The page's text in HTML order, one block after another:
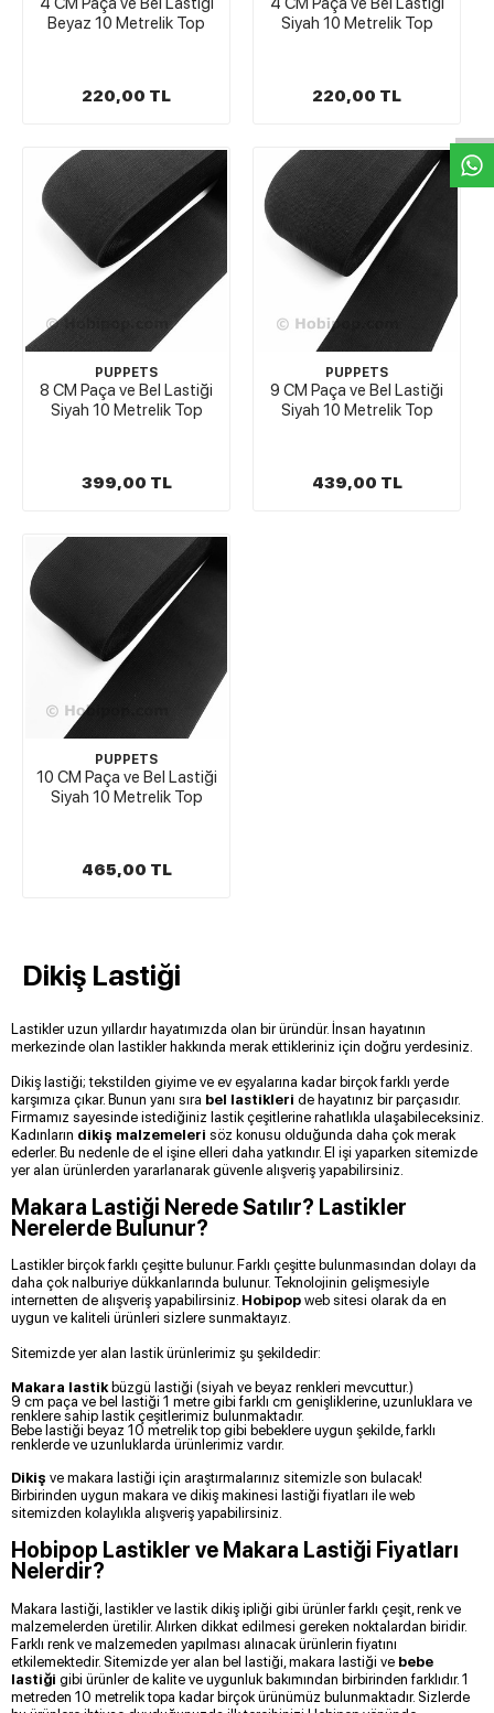
Beyaz 10 Metrelik Top
220,00 TL
Siyah 10 Metrelik Top
220,00 TL
PUPPETS
8 CM Paça ve Bel Lastiği
Siyah 10 Metrelik Top
399,00 TL
PUPPETS
9 CM Paça ve Bel Lastiği
Siyah 10 Metrelik Top
439,00 TL
PUPPETS
10 CM Paça ve Bel Lastiği
Siyah 10 Metrelik Top
465,00 TL
Dikiş Lastiği
Lastikler uzun yıllardır hayatımızda olan bir üründür. İnsan hayatının
merkezinde olan lastikler hakkında merak ettikleriniz için doğru yerdesiniz.
Dikiş lastiği; tekstilden giyime ve ev eşyalarına kadar birçok farklı yerde
karşımıza çıkar. Bunun yanı sıra bel lastikleri de hayatınız bir parçasıdır.
Firmamız sayesinde istediğiniz lastik çeşitlerine rahatlıkla ulaşabileceksiniz.
Kadınların dikiş malzemeleri söz konusu olduğunda daha çok merak
ederler. Bu nedenle de el işine elleri daha yatkındır. El işi yaparken sitemizde
yer alan ürünlerden yararlanarak güvenle alışveriş yapabilirsiniz.
Makara Lastiği Nerede Satılır? Lastikler
Nerelerde Bulunur?
Lastikler birçok farklı çeşitte bulunur. Farklı çeşitte bulunmasından dolayı da
daha çok nalburiye dükkanlarında bulunur. Teknolojinin gelişmesiyle
internetten de alışveriş yapabilirsiniz. Hobipop web sitesi olarak da en
uygun ve kaliteli ürünleri sizlere sunmaktayız.
Sitemizde yer alan lastik ürünlerimiz şu şekildedir:
Makara lastikbüzgü lastiği (siyah ve beyaz renkleri mevcuttur.)
9 cm paça ve bel lastiği 1 metre gibi farklı cm genişliklerine, uzunluklara ve
renklere sahip lastik çeşitlerimiz bulunmaktadır.
Bebe lastiği beyaz 10 metrelik top gibi bebeklere uygun şekilde, farklı
renklerde ve uzunluklarda ürünlerimiz vardır.
Dikiş ve makara lastiği için araştırmalarınız sitemizle son bulacak!
Birbirinden uygun makara ve dikiş makinesi lastiği fiyatları ile web
sitemizden kolaylıkla alışveriş yapabilirsiniz.
Hobipop Lastikler ve Makara Lastiği Fiyatları
Nelerdir?
Makara lastiği, lastikler ve lastik dikiş ipliği gibi ürünler farklı çeşit, renk ve
malzemelerden üretilir. Alırken dikkat edilmesi gereken noktalardan biridir.
Farklı renk ve malzemeden yapılması alınacak ürünlerin fiyatını
etkilemektedir. Sitemizde yer alan bel lastiği, makara lastiği ve bebe
lastiği gibi ürünler de kalite ve uygunluk bakımından birbirinden farklıdır. 1
metreden 10 metrelik topa kadar birçok ürünümüz bulunmaktadır. Sizlerde